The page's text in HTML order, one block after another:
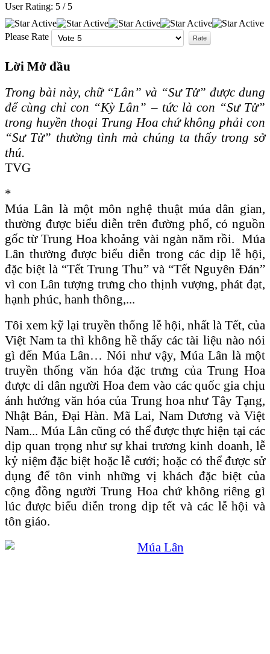
User Rating: 5 / 5
Please Rate
Lời Mở đầu
Trong bài này, chữ “Lân” và “Sư Tử” được dung
để cùng chỉ con “Kỳ Lân” – tức là con “Sư Tử”
trong huyền thoại Trung Hoa chứ không phải con
“Sư Tử” thường tình mà chúng ta thấy trong sở
thú.
TVG
*
Múa Lân là một môn nghệ thuật múa dân gian,
thường được biểu diễn trên đường phố, có nguồn
gốc từ Trung Hoa khoảng vài ngàn năm rồi. Múa
Lân thường được biểu diễn trong các dịp lễ hội,
đặc biệt là “Tết Trung Thu” và “Tết Nguyên Đán”
vì con Lân tượng trưng cho thịnh vượng, phát đạt,
hạnh phúc, hanh thông,...
Tôi xem kỹ lại truyền thống lễ hội, nhất là Tết, của
Việt Nam ta thì không hề thấy các tài liệu nào nói
gì đến Múa Lân… Nói như vậy, Múa Lân là một
truyền thống văn hóa đặc trưng của Trung Hoa
được di dân người Hoa đem vào các quốc gia chịu
ảnh hưởng văn hóa của Trung hoa như Tây Tạng,
Nhật Bản, Đại Hàn. Mã Lai, Nam Dương và Việt
Nam... Múa Lân cũng có thể được thực hiện tại các
dịp quan trọng như sự khai trương kinh doanh, lễ
kỷ niệm đặc biệt hoặc lễ cưới; hoặc có thể được sử
dụng để tôn vinh những vị khách đặc biệt của
cộng đồng người Trung Hoa chứ không riêng gì
lúc được biểu diễn trong dịp tết và các lễ hội và
tôn giáo.